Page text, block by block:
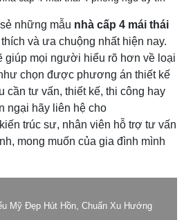
những mẫu nhà cấp 4 mái thái
và ưa chuộng nhất hiện nay.
giúp mọi người hiểu rõ hơn về loại
chọn được phương án thiết kế
cần tư vấn, thiết kế, thi công hay
ngại hãy liên hệ cho
trúc sư, nhân viên hỗ trợ tư vấn
mong muốn của gia đình mình
Mỹ Đẹp Hút Hồn, Chuẩn Xu Hướng